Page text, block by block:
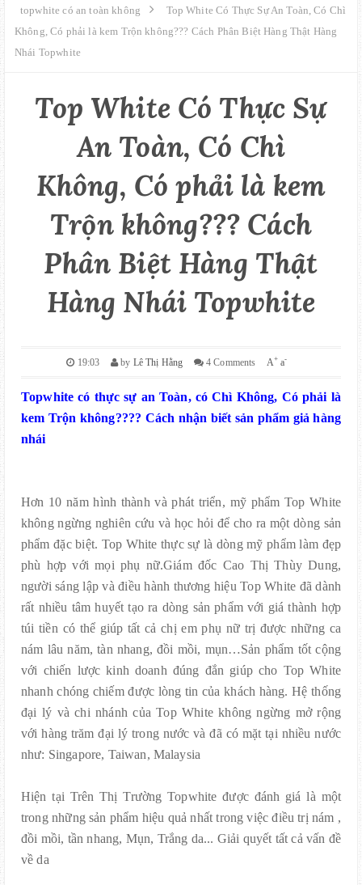
GIỚI THIỆU
LIÊN HỆ
MUA HÀNG
topwhite có an toàn không
Top White Có Thực Sự An Toàn, Có Chì
Không, Có phải là kem Trộn không??? Cách Phân Biệt Hàng Thật Hàng
Nhái Topwhite
Top White Có Thực Sự
An Toàn, Có Chì
Không, Có phải là kem
Trộn không??? Cách
Phân Biệt Hàng Thật
Hàng Nhái Topwhite
19:03 by Lê Thị Hằng 4 Comments A+ a-
Topwhite có thực sự an Toàn, có Chì Không, Có phải là
kem Trộn không???? Cách nhận biết sản phẩm giả hàng
nhái
Hơn 10 năm hình thành và phát triển, mỹ phẩm Top White
không ngừng nghiên cứu và học hỏi để cho ra một dòng sản
phẩm đặc biệt. Top White thực sự là dòng mỹ phẩm làm đẹp
phù hợp với mọi phụ nữ.Giám đốc Cao Thị Thùy Dung,
người sáng lập và điều hành thương hiệu Top White đã dành
rất nhiều tâm huyết tạo ra dòng sản phẩm với giá thành hợp
túi tiền có thể giúp tất cả chị em phụ nữ trị được những ca
nám lâu năm, tàn nhang, đồi mồi, mụn…Sản phẩm tốt cộng
với chiến lược kinh doanh đúng đắn giúp cho Top White
nhanh chóng chiếm được lòng tin của khách hàng. Hệ thống
đại lý và chi nhánh của Top White không ngừng mở rộng
với hàng trăm đại lý trong nước và đã có mặt tại nhiều nước
như: Singapore, Taiwan, Malaysia
Hiện tại Trên Thị Trường Topwhite được đánh giá là một
trong những sản phẩm hiệu quả nhất trong việc điều trị nám ,
đồi mồi, tần nhang, Mụn, Trắng da... Giải quyết tất cả vấn đề
về da